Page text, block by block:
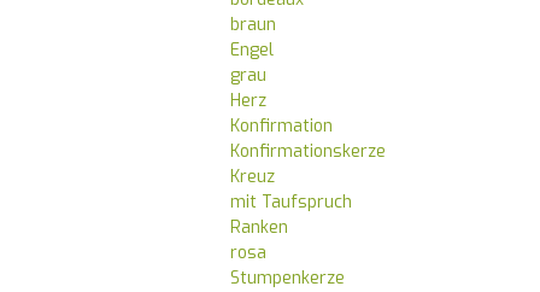
braun
Engel
grau
Herz
Konfirmation
Konfirmationskerze
Kreuz
mit Taufspruch
Ranken
rosa
Stumpenkerze